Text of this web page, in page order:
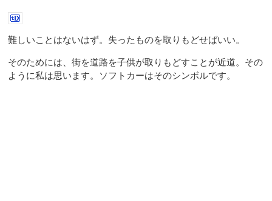
難しいことはないはず。失ったものを取りもどせばいい。
そのためには、街を道路を子供が取りもどすことが近道。その
ように私は思います。ソフトカーはそのシンボルです。